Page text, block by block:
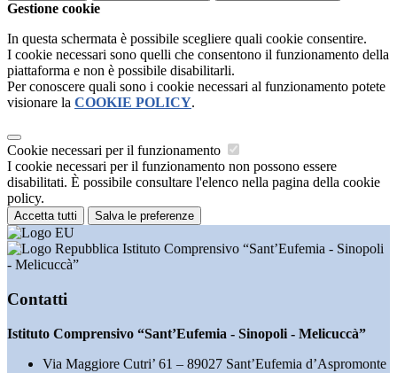
Gestione cookie
In questa schermata è possibile scegliere quali cookie consentire.
I cookie necessari sono quelli che consentono il funzionamento della
piattaforma e non è possibile disabilitarli.
Per conoscere quali sono i cookie necessari al funzionamento potete
visionare la COOKIE POLICY.
Cookie necessari per il funzionamento
I cookie necessari per il funzionamento non possono essere
disabilitati. È possibile consultare l'elenco nella pagina della cookie
policy.
Accetta tutti Salva le preferenze
Istituto Comprensivo “Sant’Eufemia - Sinopoli
- Melicuccà”
Contatti
Istituto Comprensivo “Sant’Eufemia - Sinopoli - Melicuccà”
Via Maggiore Cutri’ 61 – 89027 Sant’Eufemia d’Aspromonte